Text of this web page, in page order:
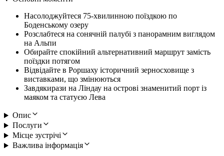
Насолоджуйтеся 75-хвилинною поїздкою по
Боденському озеру
Розслабтеся на сонячній палубі з панорамним виглядом
на Альпи
Обирайте спокійний альтернативний маршрут замість
поїздки потягом
Відвідайте в Роршаху історичний зерносховище з
виставками, що змінюються
Завдякирази на Ліндау на острові знаменитий порт із
маяком та статуєю Лева
Опис
Послуги
Місце зустрічі
Важлива інформація